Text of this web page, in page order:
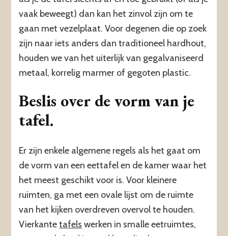
vaak beweegt) dan kan het zinvol zijn om te
gaan met vezelplaat. Voor degenen die op zoek
zijn naar iets anders dan traditioneel hardhout,
houden we van het uiterlijk van gegalvaniseerd
metaal, korrelig marmer of gegoten plastic.
Beslis over de vorm van je
tafel.
Er zijn enkele algemene regels als het gaat om
de vorm van een eettafel en de kamer waar het
het meest geschikt voor is. Voor kleinere
ruimten, ga met een ovale lijst om de ruimte
van het kijken overdreven overvol te houden.
Vierkantetafels werken in smalle eetruimtes,